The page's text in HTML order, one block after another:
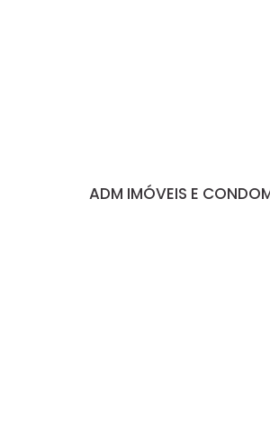
ADM IMÓVEIS E